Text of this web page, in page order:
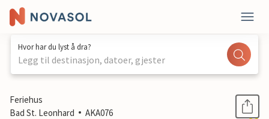
Hvor har du lyst å dra?
Legg til destinasjon, datoer, gjester
1 / 14
Feriehus
Bad St. Leonhard
AKA076